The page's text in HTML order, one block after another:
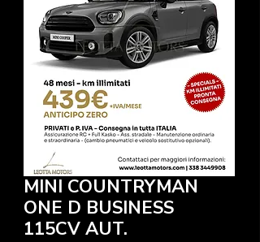
MINI COUNTRYMAN
ONE D BUSINESS
115CV AUT.